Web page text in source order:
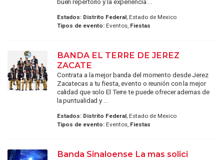
Estados: Distrito Federal, Estado de Mexico
Tipos de evento:Eventos, Fiestas
BANDA EL TERRE DE JEREZ
ZACATE
Contrata a la mejor banda del momento desde Jerez
Zacatecas a tu fiesta, evento o reunión con la mejor
calidad que solo El Terre te puede ofrecer ademas de
la puntualidad y ...
Estados: Distrito Federal, Estado de Mexico
Tipos de evento:Eventos, Fiestas
Banda Sinaloense La mas solici